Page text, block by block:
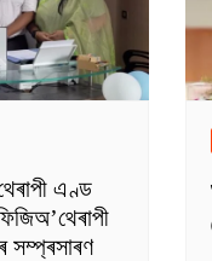
এণ্ড
সম্প্ৰসাৰণ